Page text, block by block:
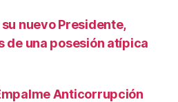
nuevo Presidente,
de una posesión atípica
Anticorrupción